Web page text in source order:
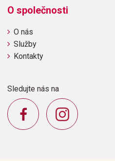
O společnosti
O nás
Služby
Kontakty
Sledujte nás na